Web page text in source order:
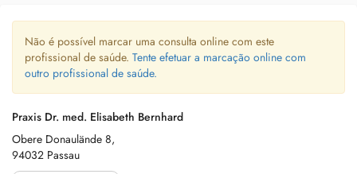
Não é possível marcar uma consulta online com este
profissional de saúde. Tente efetuar a marcação online com
outro profissional de saúde.
Praxis Dr. med. Elisabeth Bernhard
Obere Donaulände 8,
94032 Passau